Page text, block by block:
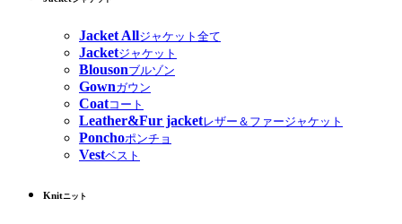
Jacket Allジャケット全て
Jacketジャケット
Blousonブルゾン
Gownガウン
Coatコート
Leather&Fur jacketレザー＆ファージャケット
Ponchoポンチョ
Vestベスト
Knitニット